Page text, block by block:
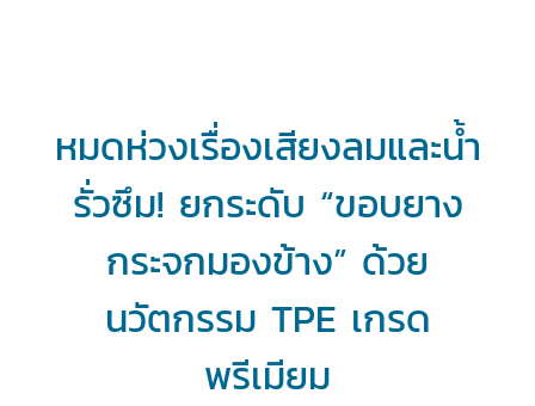
หมดห่วงเรื่องเสียงลมและน้ำ
รั่วซึม! ยกระดับ “ขอบยาง
กระจกมองข้าง” ด้วย
นวัตกรรม TPE เกรด
พรีเมียม